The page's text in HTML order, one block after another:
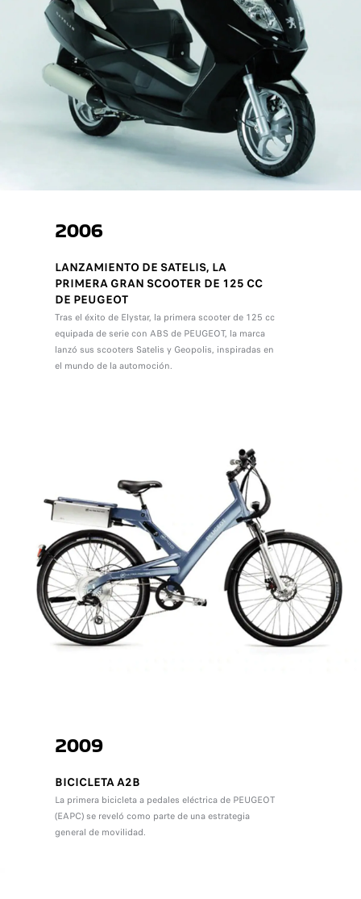
2006
LANZAMIENTO DE SATELIS, LA
PRIMERA GRAN SCOOTER DE 125 CC
DE PEUGEOT
Tras el éxito de Elystar, la primera scooter de 125 cc
equipada de serie con ABS de PEUGEOT, la marca
lanzó sus scooters Satelis y Geopolis, inspiradas en
el mundo de la automoción.
2009
BICICLETA A2B
La primera bicicleta a pedales eléctrica de PEUGEOT
(EAPC) se reveló como parte de una estrategia
general de movilidad.